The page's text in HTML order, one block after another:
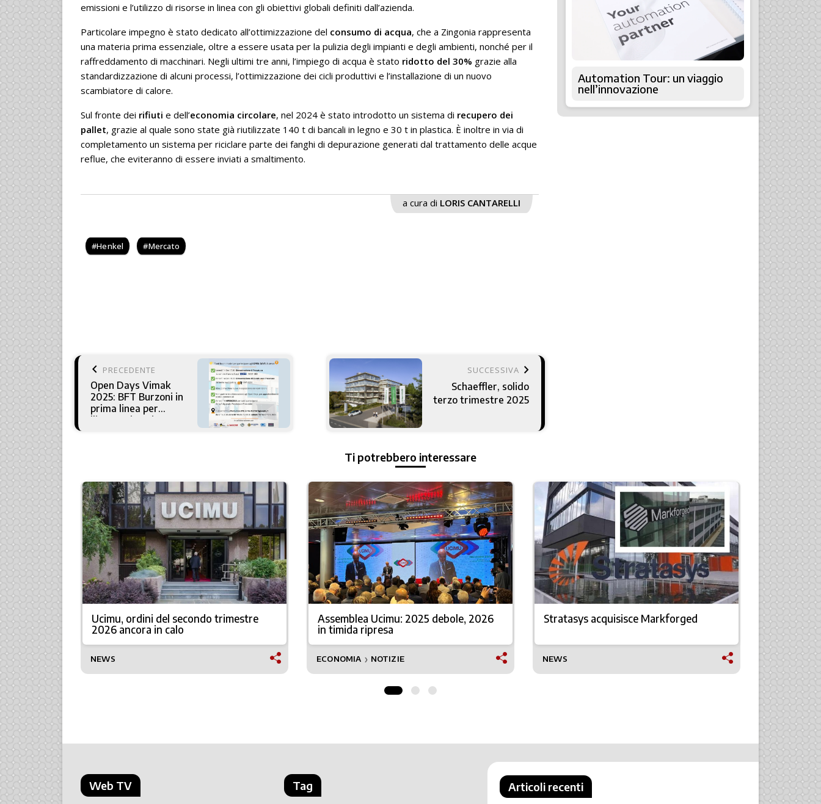
emissioni e l’utilizzo di risorse in linea con gli obiettivi globali definiti dall’azienda.
Particolare impegno è stato dedicato all’ottimizzazione del consumo di acqua, che a Zingonia rappresenta
una materia prima essenziale, oltre a essere usata per la pulizia degli impianti e degli ambienti, nonché per il
raffreddamento di macchinari. Negli ultimi tre anni, l’impiego di acqua è stato ridotto del 30% grazie alla
standardizzazione di alcuni processi, l’ottimizzazione dei cicli produttivi e l’installazione di un nuovo
scambiatore di calore.
Sul fronte dei rifiuti e dell’economia circolare, nel 2024 è stato introdotto un sistema di recupero dei
pallet, grazie al quale sono state già riutilizzate 140 t di bancali in legno e 30 t in plastica. È inoltre in via di
completamento un sistema per riciclare parte dei fanghi di depurazione generati dal trattamento delle acque
reflue, che eviteranno di essere inviati a smaltimento.
a cura di LORIS CANTARELLI
Henkel Mercato
keyboard_arrow_left PRECEDENTE
Open Days Vimak
2025: BFT Burzoni in
prima linea per
l'innovazione in
SUCCESSIVA keyboard_arrow_right
Schaeffler, solido
terzo trimestre 2025
Automation Tour: un viaggio
nell’innovazione
Ti potrebbero interessare
futuro
Ucimu, ordini del secondo trimestre
2026 ancora in calo
NEWS
Assemblea Ucimu: 2025 debole, 2026
in timida ripresa
ECONOMIA ❯ NOTIZIE
Stratasys acquisisce Markforged
NEWS
Interroll
NEWS
Web TV Tag Articoli recenti